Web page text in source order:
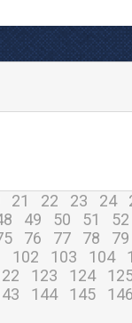
21 22 23 24
49 50 51 52
76 77 78 79
102 103 104
123 124
144 145 146